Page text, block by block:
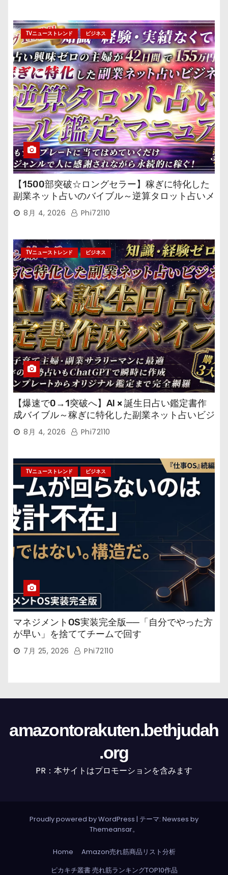
TVニューストレンド ビジネス
【1500部突破☆ロングセラー】稼ぎに特化した
副業ネット占いのバイブル～逆算タロット占いメ
ール鑑定マニュアル～
8月 4, 2026 Phi72110
TVニューストレンド ビジネス
【爆速で0→1突破へ】AI × 誕生日占い鑑定書作
成バイブル～稼ぎに特化した副業ネット占いビジ
ネス8月 4, 2026 Phi72110
TVニューストレンド ビジネス
マネジメントOS実装完全版──「自分でやった方
が早い」を捨ててチームで回す
7月 25, 2026 Phi72110
amazontorakuten.bethjudah
.org
PR：本サイトはプロモーションを含みます
Proudly powered by WordPress | テーマ: Newses by
Themeansar。
Home
Amazon売れ筋商品リスト分析
ピカキチ叢書 売れ筋ランキングTOP10作品